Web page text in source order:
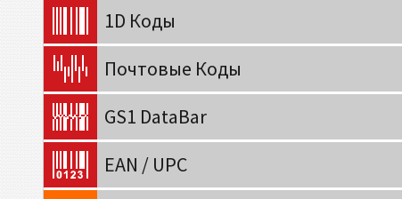
1D Коды
Почтовые Коды
GS1 DataBar
EAN / UPC